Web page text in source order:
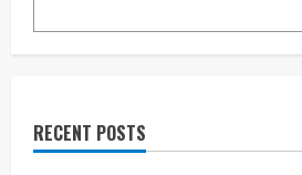
RECENT POSTS